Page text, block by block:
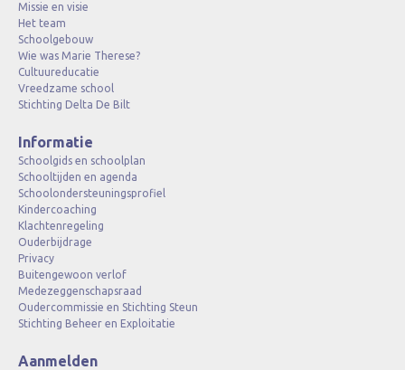
Missie en visie
Het team
Schoolgebouw
Wie was Marie Therese?
Cultuureducatie
Vreedzame school
Stichting Delta De Bilt
Informatie
Schoolgids en schoolplan
Schooltijden en agenda
Schoolondersteuningsprofiel
Kindercoaching
Klachtenregeling
Ouderbijdrage
Privacy
Buitengewoon verlof
Medezeggenschapsraad
Oudercommissie en Stichting Steun
Stichting Beheer en Exploitatie
Aanmelden